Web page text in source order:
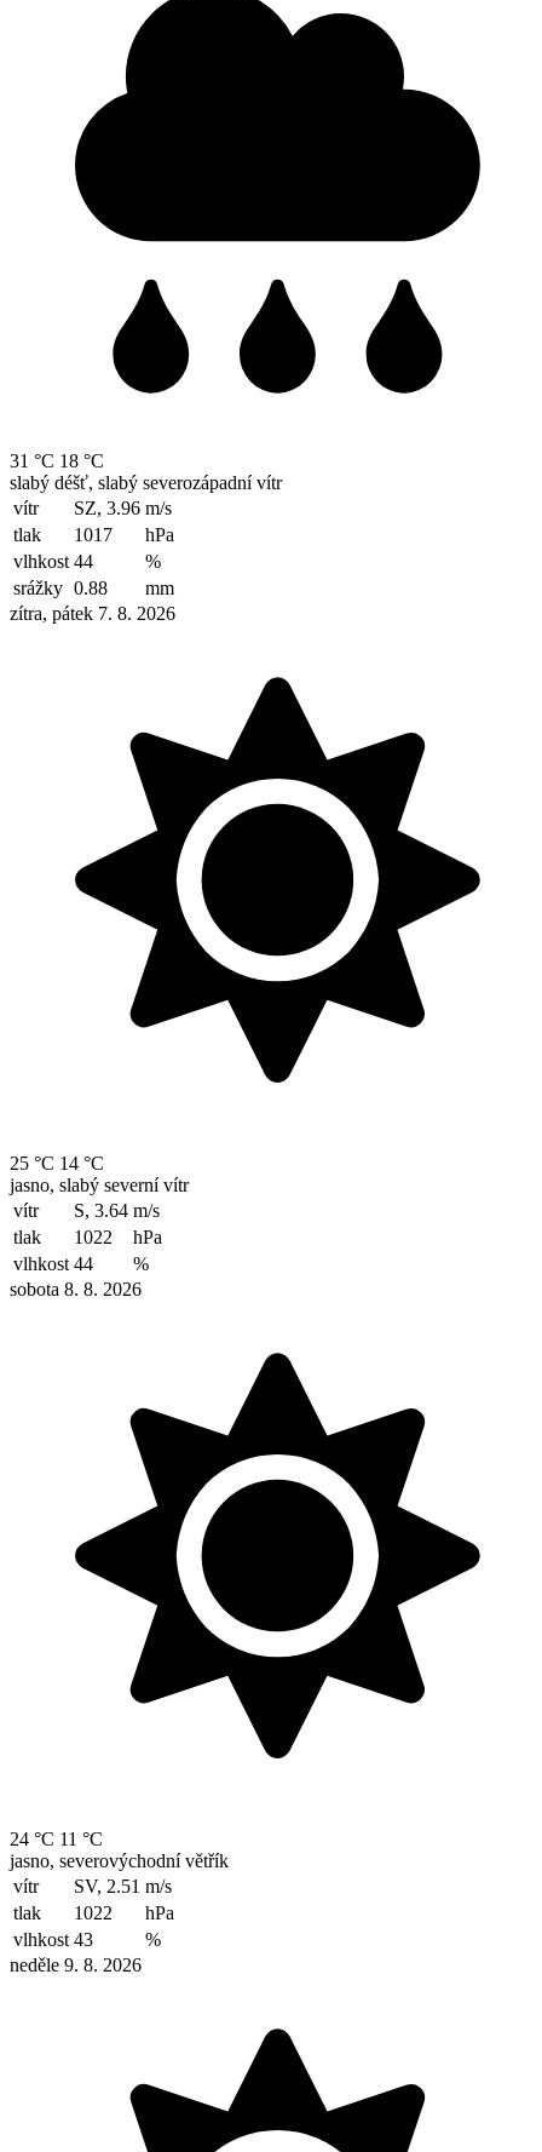
31 °C 18 °C
slabý déšť, slabý severozápadní vítr
vítr
SZ, 3.96 m/s
tlak
1017
hPa
vlhkost 44
%
srážky 0.88
mm
zítra, pátek 7. 8. 2026
25 °C 14 °C
jasno, slabý severní vítr
vítr
S, 3.64 m/s
tlak
1022
hPa
vlhkost 44
%
sobota 8. 8. 2026
24 °C 11 °C
jasno, severovýchodní větřík
vítr
SV, 2.51 m/s
tlak
1022
hPa
vlhkost 43
%
neděle 9. 8. 2026